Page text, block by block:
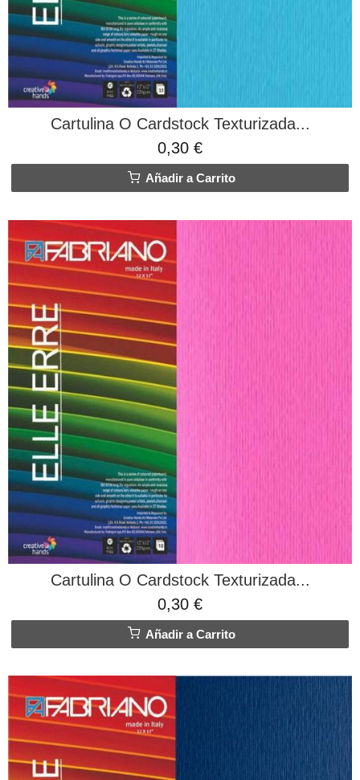
Cartulina O Cardstock Texturizada...
0,30 €
Añadir a Carrito
Cartulina O Cardstock Texturizada...
0,30 €
Añadir a Carrito